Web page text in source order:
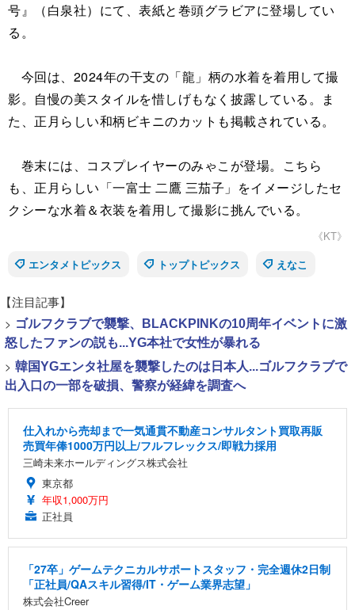
号』（白泉社）にて、表紙と巻頭グラビアに登場してい
る。
今回は、2024年の干支の「龍」柄の水着を着用して撮
影。自慢の美スタイルを惜しげもなく披露している。ま
た、正月らしい和柄ビキニのカットも掲載されている。
巻末には、コスプレイヤーのみゃこが登場。こちら
も、正月らしい「一富士 二鷹 三茄子」をイメージしたセ
クシーな水着＆衣装を着用して撮影に挑んでいる。
《KT》
エンタメトピックス
トップトピックス えなこ
【注目記事】
> ゴルフクラブで襲撃、BLACKPINKの10周年イベントに激
怒したファンの説も...YG本社で女性が暴れる
> 韓国YGエンタ社屋を襲撃したのは日本人...ゴルフクラブで
出入口の一部を破損、警察が経緯を調査へ
仕入れから売却まで一気通貫不動産コンサルタント買取再販
売買年俸1000万円以上/フルフレックス/即戦力採用
三崎未来ホールディングス株式会社
東京都
年収1,000万円
正社員
「27卒」ゲームテクニカルサポートスタッフ・完全週休2日制
「正社員/QAスキル習得/IT・ゲーム業界志望」
株式会社Creer